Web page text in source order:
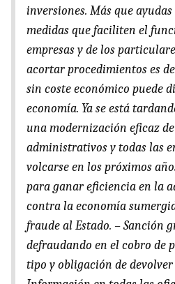
inversiones. Más que
medidas que faciliten el
empresas y de los
acortar procedimientos es
sin coste económico puede
economía. Ya se está
una modernización eficaz
administrativos y todas las
volcarse en los próximos
para ganar eficiencia en la
contra la economía
fraude al Estado. – Sanción
defraudando en el cobro de
tipo y obligación de